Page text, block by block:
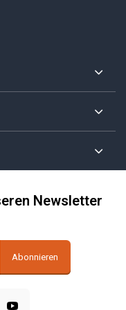
Newsletter
Abonnieren